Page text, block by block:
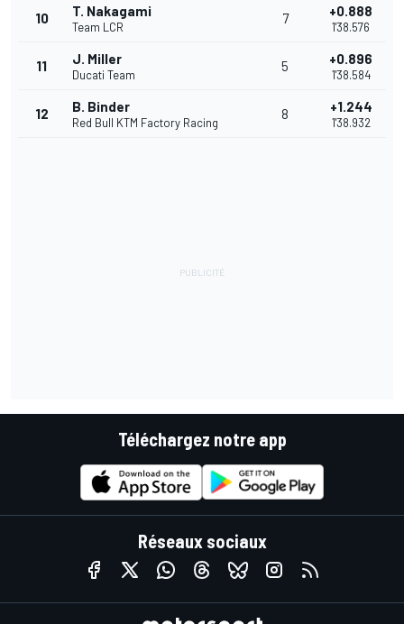
10 T. Nakagami
Team LCR
7 +0.888
1'38.576
11 J. Miller
Ducati Team
5 +0.896
1'38.584
12 B. Binder
Red Bull KTM Factory Racing
8 +1.244
1'38.932
Téléchargez notre app
Réseaux sociaux